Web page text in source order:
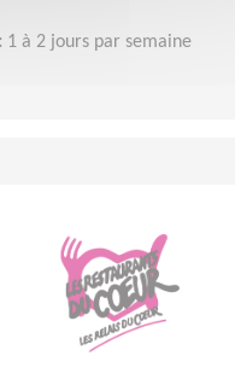
1 à 2 jours par semaine